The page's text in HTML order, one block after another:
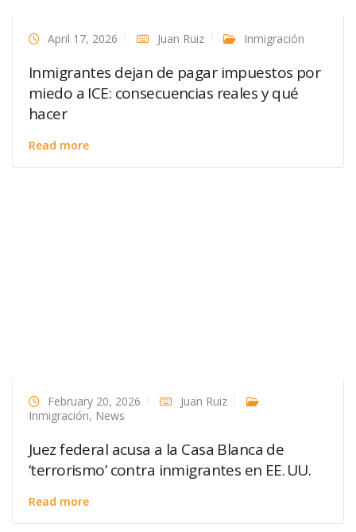
April 17, 2026 Juan Ruiz Inmigración
Inmigrantes dejan de pagar impuestos por
miedo a ICE: consecuencias reales y qué
hacer
Read more
February 20, 2026
Juan Ruiz
Inmigración, News
Juez federal acusa a la Casa Blanca de
‘terrorismo’ contra inmigrantes en EE. UU.
Read more